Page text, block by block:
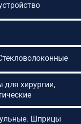
для хирургии,
Шприцы